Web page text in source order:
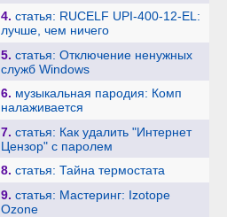
4. статья: RUCELF UPI-400-12-EL:
лучше, чем ничего
5. статья: Отключение ненужных
служб Windows
6. музыкальная пародия: Комп
налаживается
7. статья: Как удалить "Интернет
Цензор" с паролем
8. статья: Тайна термостата
9. статья: Мастеринг: Izotope
Ozone